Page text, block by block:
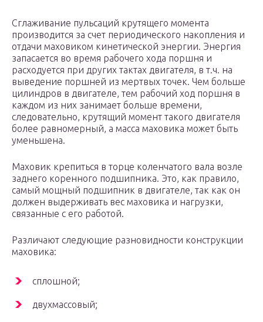
Сглаживание пульсаций крутящего момента
производится за счет периодического накопления и
отдачи маховиком кинетической энергии. Энергия
запасается во время рабочего хода поршня и
расходуется при других тактах двигателя, в т.ч. на
выведение поршней из мертвых точек. Чем больше
цилиндров в двигателе, тем рабочий ход поршня в
каждом из них занимает больше времени,
следовательно, крутящий момент такого двигателя
более равномерный, а масса маховика может быть
уменьшена.
Маховик крепиться в торце коленчатого вала возле
заднего коренного подшипника. Это, как правило,
самый мощный подшипник в двигателе, так как он
должен выдерживать вес маховика и нагрузки,
связанные с его работой.
Различают следующие разновидности конструкции
маховика:
сплошной;
двухмассовый;